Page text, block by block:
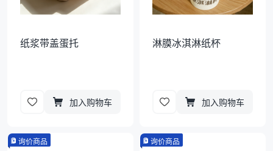
纸浆带盖蛋托
加入购物车
淋膜冰淇淋纸杯
加入购物车
询价商品 询价商品